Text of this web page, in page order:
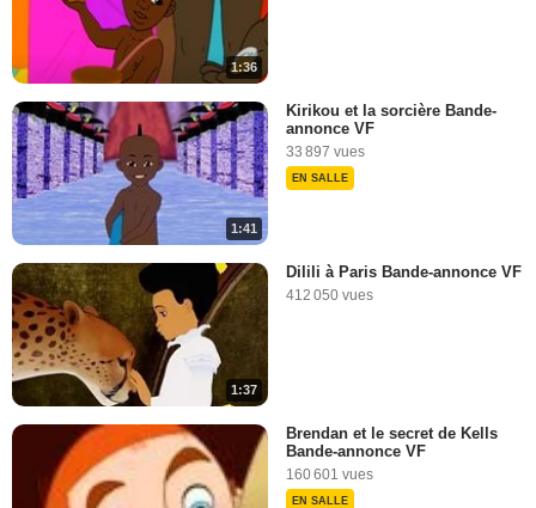
1:36
1:41
Kirikou et la sorcière Bande-
annonce VF
33 897 vues
EN SALLE
1:37
Dilili à Paris Bande-annonce VF
412 050 vues
Brendan et le secret de Kells
Bande-annonce VF
160 601 vues
EN SALLE